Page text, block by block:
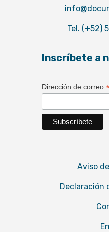
Tel. (+52)
Inscríbete a
Dirección de correo *
Aviso
Declaración